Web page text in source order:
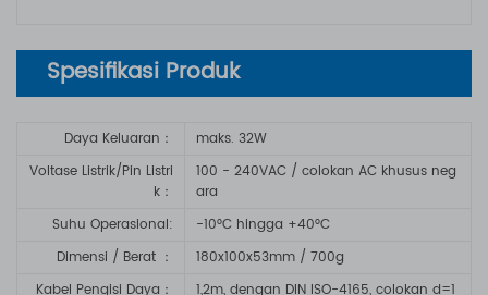
Spesifikasi Produk
Daya Keluaran：
maks. 32W
Voltase Listrik/Pin Listri
k：
100 - 240VAC / colokan AC khusus neg
ara
Suhu Operasional:
-10°C hingga +40°C
Dimensi / Berat ：
180x100x53mm / 700g
Kabel Pengisi Daya ：
1,2m, dengan DIN ISO-4165, colokan d=1